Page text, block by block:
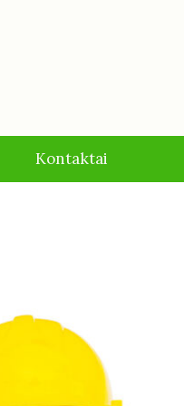
Kontaktai